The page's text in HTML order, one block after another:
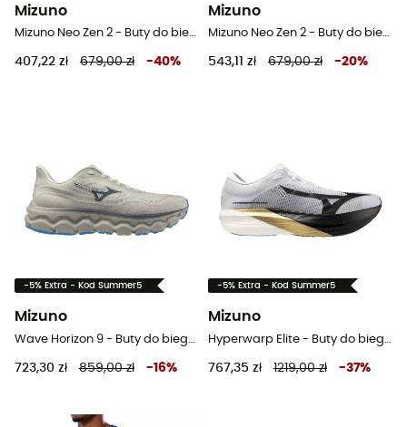
Mizuno
Mizuno Neo Zen 2 - Buty do biegania
407,22 zł 679,00 zł -40%
Mizuno
Mizuno Neo Zen 2 - Buty do biegania meskie
543,11 zł 679,00 zł -20%
-5% Extra - Kod Summer5
Mizuno
Wave Horizon 9 - Buty do biegania meskie
723,30 zł 859,00 zł -16%
-5% Extra - Kod Summer5
Mizuno
Hyperwarp Elite - Buty do biegania z płytką karbonową
767,35 zł 1219,00 zł -37%